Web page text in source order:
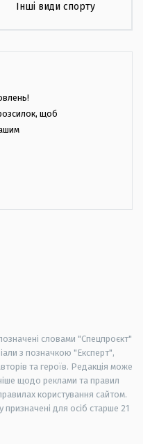
Інші види спорту
щоб
словами "Спецпроєкт"
з позначкою "Експерт",
та героїв. Редакція може
щодо реклами та правил
користування сайтом.
призначені для осіб старше 21